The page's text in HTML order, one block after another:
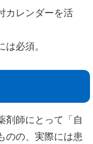
カレンダーを活
は必須。
剤師にとって「自
のの、実際には患